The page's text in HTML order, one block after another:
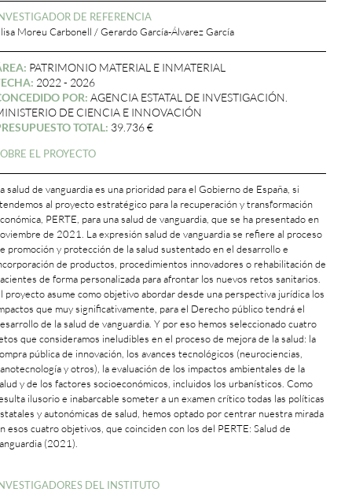
DE REFERENCIA
Moreu Carbonell / Gerardo García-Álvarez García
PATRIMONIO MATERIAL E INMATERIAL
2022 - 2026
POR: AGENCIA ESTATAL DE INVESTIGACIÓN.
DE CIENCIA E INNOVACIÓN
TOTAL: 39.736 €
EL PROYECTO
salud de vanguardia es una prioridad para el Gobierno de España, si
al proyecto estratégico para la recuperación y transformación
PERTE, para una salud de vanguardia, que se ha presentado en
de 2021. La expresión salud de vanguardia se refiere al proceso
promoción y protección de la salud sustentado en el desarrollo e
de productos, procedimientos innovadores o rehabilitación de
de forma personalizada para afrontar los nuevos retos sanitarios.
proyecto asume como objetivo abordar desde una perspectiva jurídica los
que muy significativamente, para el Derecho público tendrá el
de la salud de vanguardia. Y por eso hemos seleccionado cuatro
que consideramos ineludibles en el proceso de mejora de la salud: la
pública de innovación, los avances tecnológicos (neurociencias,
y otros), la evaluación de los impactos ambientales de la
y de los factores socioeconómicos, incluidos los urbanísticos. Como
ilusorio e inabarcable someter a un examen crítico todas las políticas
y autonómicas de salud, hemos optado por centrar nuestra mirada
esos cuatro objetivos, que coinciden con los del PERTE: Salud de
(2021).
DEL INSTITUTO